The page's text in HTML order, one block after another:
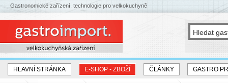
HLAVNÍ STRÁNKA E-SHOP - ZBOŽÍ ČLÁNKY GASTRO
Gastronomické zařízení, technologie pro velkokuchyně